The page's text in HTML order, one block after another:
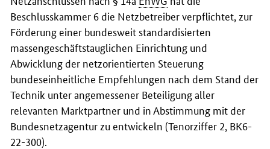
Beschlusskammer 6 die Netzbetreiber verpflichtet, zur
Förderung einer bundesweit standardisierten
massengeschäftstauglichen Einrichtung und
Abwicklung der netzorientierten Steuerung
bundeseinheitliche Empfehlungen nach dem Stand der
Technik unter angemessener Beteiligung aller
relevanten Marktpartner und in Abstimmung mit der
Bundesnetzagentur zu entwickeln (Tenorziffer 2, BK6-
22-300).